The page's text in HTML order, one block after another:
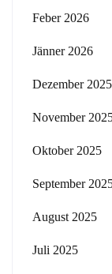
Feber 2026
Jänner 2026
Dezember 2025
November
Oktober 2025
September
August 2025
Juli 2025